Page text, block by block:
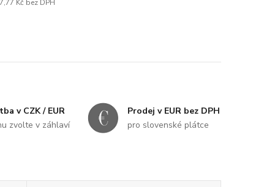
Kč bez DPH
v CZK / EUR
zvolte v záhlaví
Prodej v EUR bez DPH
pro slovenské plátce